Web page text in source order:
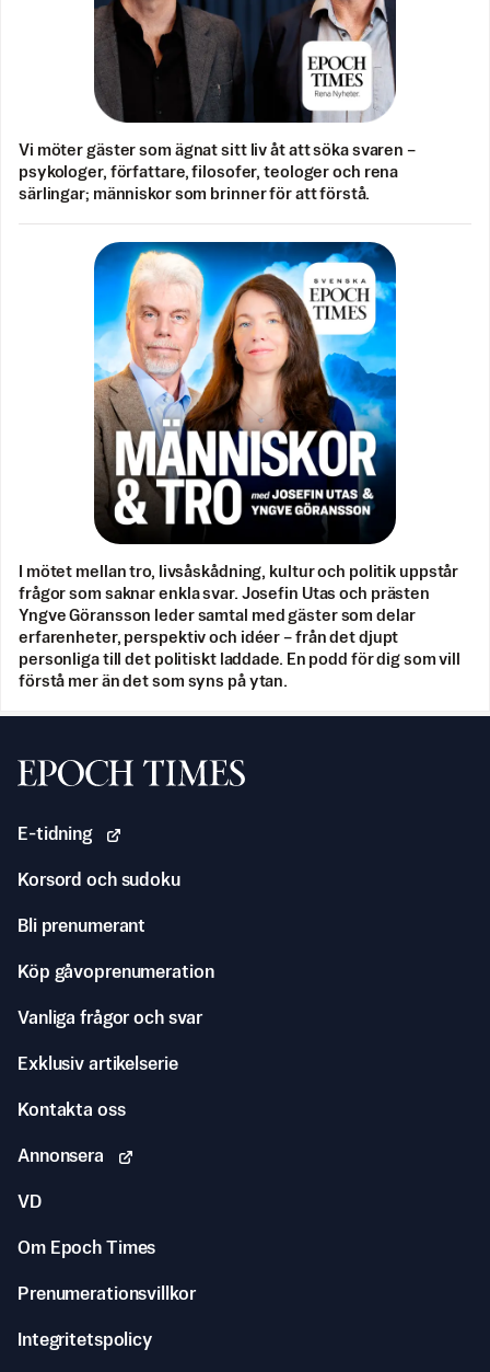
Vi möter gäster som ägnat sitt liv åt att söka svaren –
psykologer, författare, filosofer, teologer och rena
särlingar; människor som brinner för att förstå.
I mötet mellan tro, livsåskådning, kultur och politik uppstår
frågor som saknar enkla svar. Josefin Utas och prästen
Yngve Göransson leder samtal med gäster som delar
erfarenheter, perspektiv och idéer – från det djupt
personliga till det politiskt laddade. En podd för dig som vill
förstå mer än det som syns på ytan.
Svenska Epoch Times
E-tidning
Korsord och sudoku
Bli prenumerant
Köp gåvoprenumeration
Vanliga frågor och svar
Exklusiv artikelserie
Kontakta oss
Annonsera
VD
Om Epoch Times
Prenumerationsvillkor
Integritetspolicy